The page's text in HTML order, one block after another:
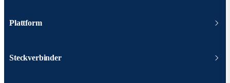
Plattform
Steckverbinder